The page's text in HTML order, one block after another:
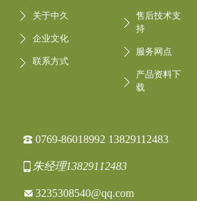
关于中久
企业文化
联系方式
售后技术支
持
服务网点
产品资料下
载
0769-86018992 13829112483
朱经理13829112483
3235308540@qq.com